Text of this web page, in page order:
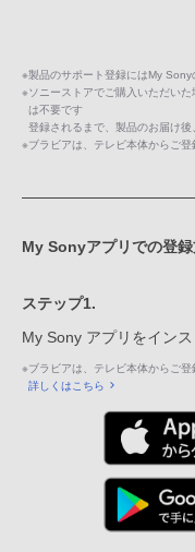
※製品のサポート登録にはMy Sony
※ソニーストアでご購入いただい
は不要です
登録されるまで、製品のお届け
※ブラビアは、テレビ本体からご
My Sonyアプリでの登
ステップ1.
My Sony アプリをイン
※ブラビアは、テレビ本体からご登
詳しくはこちら